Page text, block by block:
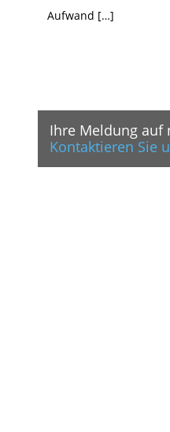
Aufwand […]
Ihre Meldung auf
Kontaktieren Sie